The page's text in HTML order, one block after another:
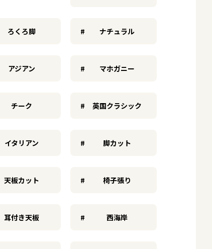
ろくろ脚 ナチュラル
アジアン マホガニー
チーク 英国クラシック
イタリアン 脚カット
天板カット 椅子張り
耳付き天板 西海岸